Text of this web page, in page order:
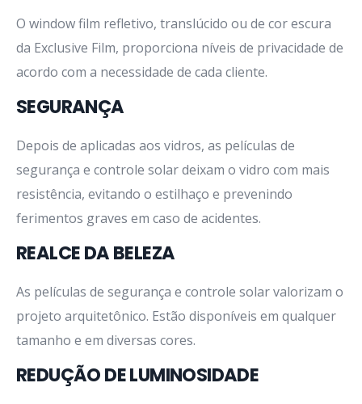
O window film refletivo, translúcido ou de cor escura
da Exclusive Film, proporciona níveis de privacidade de
acordo com a necessidade de cada cliente.
SEGURANÇA
Depois de aplicadas aos vidros, as películas de
segurança e controle solar deixam o vidro com mais
resistência, evitando o estilhaço e prevenindo
ferimentos graves em caso de acidentes.
REALCE DA BELEZA
As películas de segurança e controle solar valorizam o
projeto arquitetônico. Estão disponíveis em qualquer
tamanho e em diversas cores.
REDUÇÃO DE LUMINOSIDADE